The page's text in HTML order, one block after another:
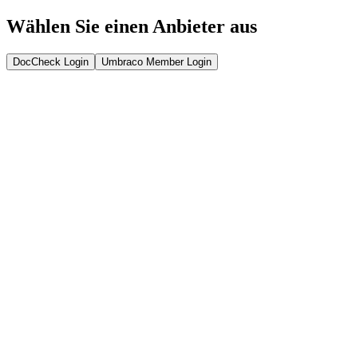
Wählen Sie einen Anbieter aus
DocCheck Login Umbraco Member Login